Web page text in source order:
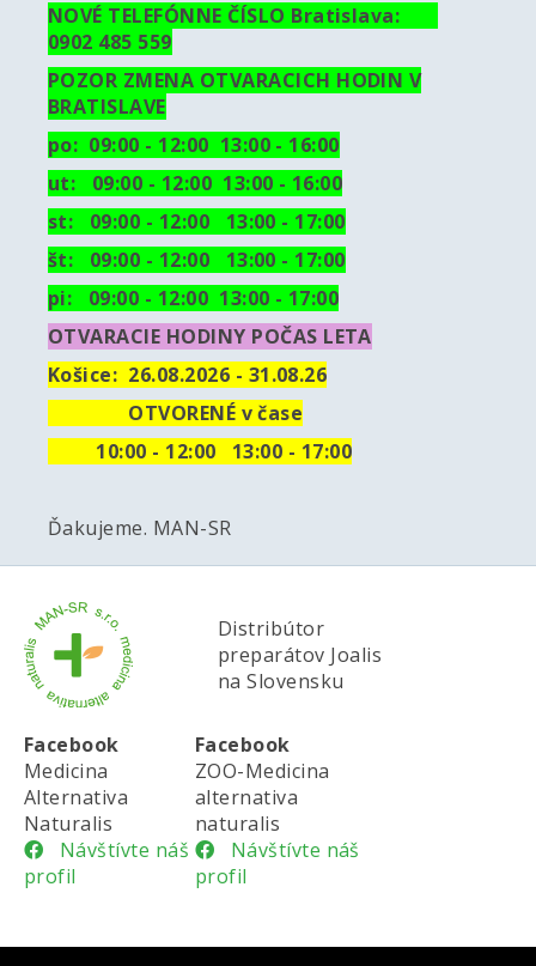
NOVÉ TELEFÓNNE ČÍSLO Bratislava:
0902 485 559
POZOR ZMENA OTVARACICH HODIN V
BRATISLAVE
po: 09:00 - 12:00 13:00 - 16:00
ut: 09:00 - 12:00 13:00 - 16:00
st: 09:00 - 12:00 13:00 - 17:00
št: 09:00 - 12:00 13:00 - 17:00
pi: 09:00 - 12:00 13:00 - 17:00
OTVARACIE HODINY POČAS LETA
Košice: 26.08.2026 - 31.08.26
OTVORENÉ v čase
10:00 - 12:00 13:00 - 17:00
Ďakujeme. MAN-SR
Distribútor
preparátov Joalis
na Slovensku
Facebook
Medicina
Alternativa
Naturalis
Návštívte náš
profil
Facebook
ZOO-Medicina
alternativa
naturalis
Návštívte náš
profil